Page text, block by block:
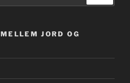
JORD OG